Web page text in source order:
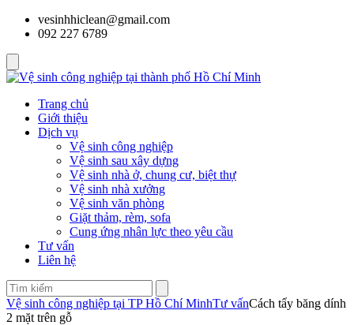
vesinhhiclean@gmail.com
092 227 6789
Trang chủ
Giới thiệu
Dịch vụ
Vệ sinh công nghiệp
Vệ sinh sau xây dựng
Vệ sinh nhà ở, chung cư, biệt thự
Vệ sinh nhà xưởng
Vệ sinh văn phòng
Giặt thảm, rèm, sofa
Cung ứng nhân lực theo yêu cầu
Tư vấn
Liên hệ
Vệ sinh công nghiệp tại TP Hồ Chí MinhTư vấnCách tẩy băng dính
2 mặt trên gỗ